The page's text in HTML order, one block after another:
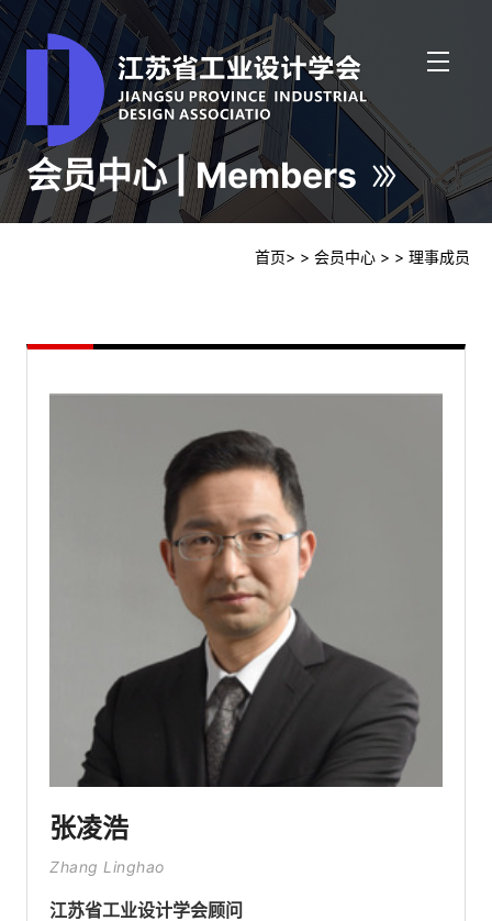
会员中心 | Members
首页> > 会员中心 > > 理事成员
张凌浩
Zhang Linghao
江苏省工业设计学会顾问